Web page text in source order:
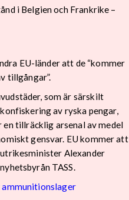
i Belgien och Frankrike –
EU-länder att de “kommer
tillgångar”.
som är särskilt
av ryska pengar,
en tillräcklig arsenal av medel
gensvar. EU kommer att
Alexander
TASS.